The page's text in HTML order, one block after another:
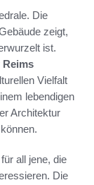
Die
zeigt,
ist.
Reims
Vielfalt
lebendigen
Architektur
all jene, die
Die